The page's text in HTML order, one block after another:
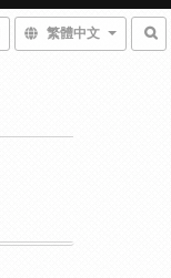
繁體中文